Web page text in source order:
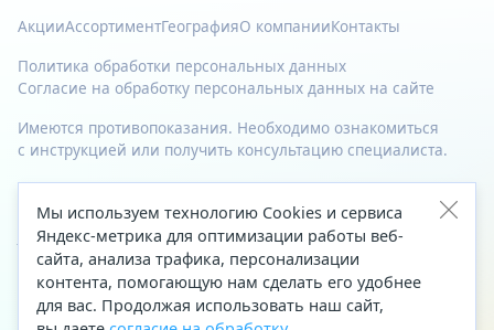
АкцииАссортиментГеографияО компанииКонтакты
Политика обработки персональных данных
Согласие на обработку персональных данных на сайте
Имеются противопоказания. Необходимо ознакомиться
с инструкцией или получить консультацию специалиста.
© 2023—2026 Все права защищены.
Адрес
Архангельск, ул. Папанина, д. 19 (вход в здание со стороны
автоцентра «Тойота»)
Мы используем технологию Cookies и сервиса
Яндекс-метрика для оптимизации работы веб-
сайта, анализа трафика, персонализации
контента, помогающую нам сделать его удобнее
для вас. Продолжая использовать наш сайт,